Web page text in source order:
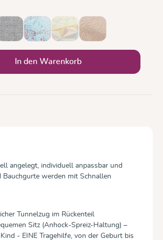
Silber Sommermosaik
Zephyr
(Diese Option ist zurzeit nicht
Zimt
Wert ein oder
In den Warenkorb
angelegt, individuell anpassbar und
werden mit Schnallen
Tunnelzug im Rückenteil
Sitz (Anhock-Spreiz-Haltung) –
- EINE Tragehilfe, von der Geburt bis